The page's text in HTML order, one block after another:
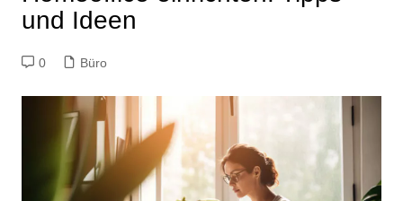
und Ideen
0 Büro